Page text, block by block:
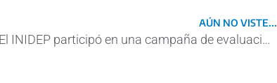
AÚN NO VISTE...
El INIDEP participó en una campaña de evaluación biológica y pesquera